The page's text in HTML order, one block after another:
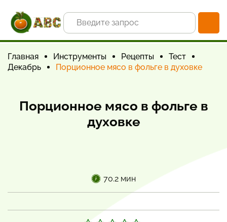
Главная Инструменты Рецепты
Тест
Декабрь
Порционное мясо в фольге в духовке
Порционное мясо в фольге в
духовке
70.2 мин